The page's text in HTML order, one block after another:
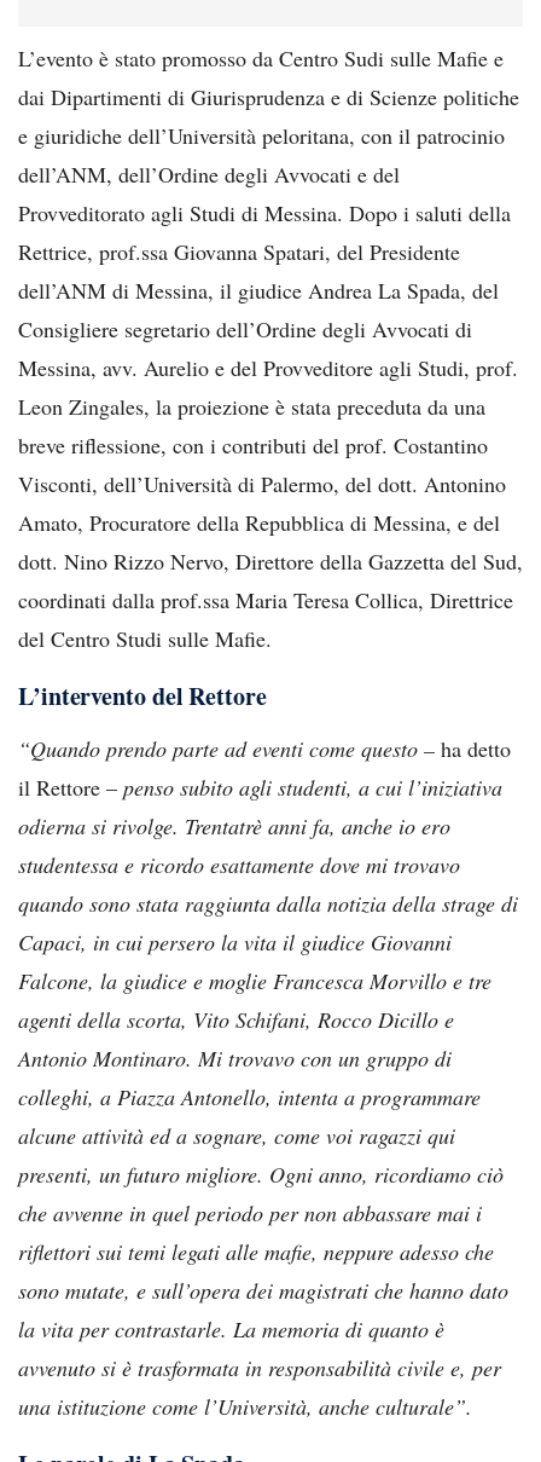
L’evento è stato promosso da Centro Sudi sulle Mafie e
dai Dipartimenti di Giurisprudenza e di Scienze politiche
e giuridiche dell’Università peloritana, con il patrocinio
dell’ANM, dell’Ordine degli Avvocati e del
Provveditorato agli Studi di Messina. Dopo i saluti della
Rettrice, prof.ssa Giovanna Spatari, del Presidente
dell’ANM di Messina, il giudice Andrea La Spada, del
Consigliere segretario dell’Ordine degli Avvocati di
Messina, avv. Aurelio e del Provveditore agli Studi, prof.
Leon Zingales, la proiezione è stata preceduta da una
breve riflessione, con i contributi del prof. Costantino
Visconti, dell’Università di Palermo, del dott. Antonino
Amato, Procuratore della Repubblica di Messina, e del
dott. Nino Rizzo Nervo, Direttore della Gazzetta del Sud,
coordinati dalla prof.ssa Maria Teresa Collica, Direttrice
del Centro Studi sulle Mafie.
L’intervento del Rettore
“Quando prendo parte ad eventi come questo – ha detto
il Rettore – penso subito agli studenti, a cui l’iniziativa
odierna si rivolge. Trentatrè anni fa, anche io ero
studentessa e ricordo esattamente dove mi trovavo
quando sono stata raggiunta dalla notizia della strage di
Capaci, in cui persero la vita il giudice Giovanni
Falcone, la giudice e moglie Francesca Morvillo e tre
agenti della scorta, Vito Schifani, Rocco Dicillo e
Antonio Montinaro. Mi trovavo con un gruppo di
colleghi, a Piazza Antonello, intenta a programmare
alcune attività ed a sognare, come voi ragazzi qui
presenti, un futuro migliore. Ogni anno, ricordiamo ciò
che avvenne in quel periodo per non abbassare mai i
riflettori sui temi legati alle mafie, neppure adesso che
sono mutate, e sull’opera dei magistrati che hanno dato
la vita per contrastarle. La memoria di quanto è
avvenuto si è trasformata in responsabilità civile e, per
una istituzione come l’Università, anche culturale”.